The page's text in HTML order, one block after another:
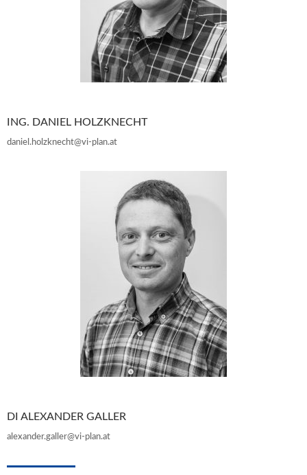
ING. DANIEL HOLZKNECHT
daniel.holzknecht@vi-plan.at
DI ALEXANDER GALLER
alexander.galler@vi-plan.at